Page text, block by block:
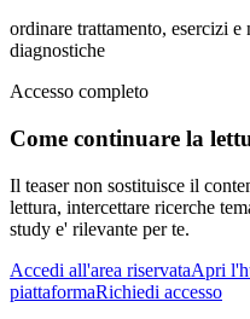
ordinare trattamento, esercizi
diagnostiche
Accesso completo
Come continuare la
Il teaser non sostituisce il
lettura, intercettare ricerche
study e' rilevante per te.
Accedi all'area riservataApri
piattaformaRichiedi accesso